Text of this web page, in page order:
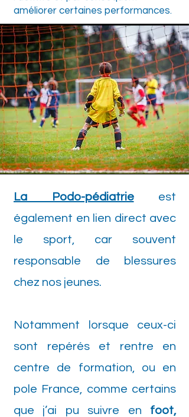
améliorer certaines performances.
La Podo-pédiatrieest
également en lien direct avec
le sport, car souvent
responsable de blessures
chez nos jeunes.
Notamment lorsque ceux-ci
sont repérés et rentre en
centre de formation, ou en
pole France, comme certains
que j’ai pu suivre en foot,